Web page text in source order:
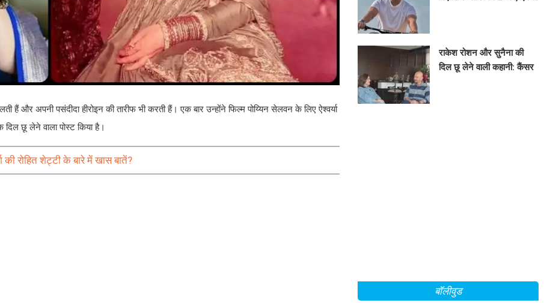
और अपनी पसंदीदा हीरोइन की तारीफ भी करती हैं। एक बार उन्होंने फिल्म पोय्यिन सेलवन के लिए ऐश्वर्या
दिल छू लेने वाला पोस्ट किया है।
रोहित शेट्टी के बारे में खास बातें?
राकेश रोशन और सुनैना की
दिल छू लेने वाली कहानी: कैंसर
बॉलीवुड